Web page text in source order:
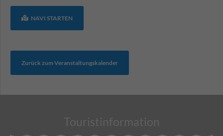
NAVI STARTEN
Zurück zum Veranstaltungskalender
Touristinformation